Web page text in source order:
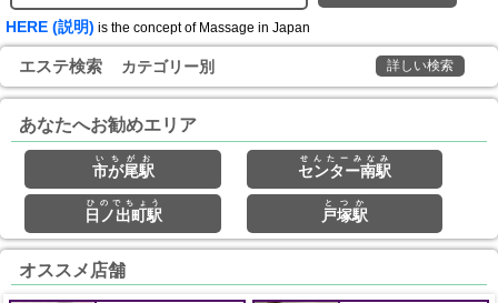
HERE (説明) is the concept of Massage in Japan
エステ検索 カテゴリー別 詳しい検索
あなたへお勧めエリア
市が尾駅
いちがお
センター南駅
せんたーみなみ
日ノ出町駅
ひのでちょう
戸塚駅
とつか
オススメ店舗